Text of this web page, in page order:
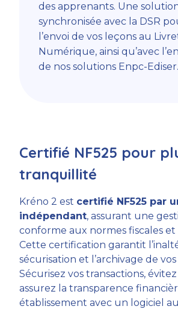
des apprenants. Une
synchronisée avec la DSR
l’envoi de vos leçons au
Numérique, ainsi qu’avec
de nos solutions Enpc-Ediser.
Certifié NF525 pour
tranquillité
Kréno 2 est certifié NF525 par
indépendant, assurant une
conforme aux normes fiscales
Cette certification garantit
sécurisation et l’archivage de
Sécurisez vos transactions,
assurez la transparence
établissement avec un logiciel